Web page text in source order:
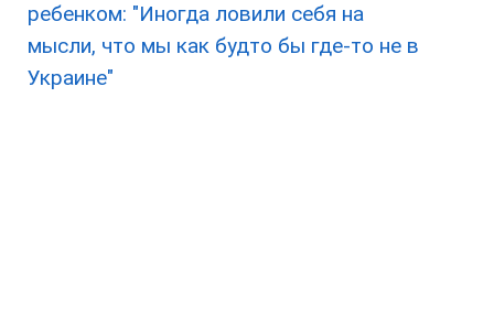
ребенком: "Иногда ловили себя на
мысли, что мы как будто бы где-то не в
Украине"